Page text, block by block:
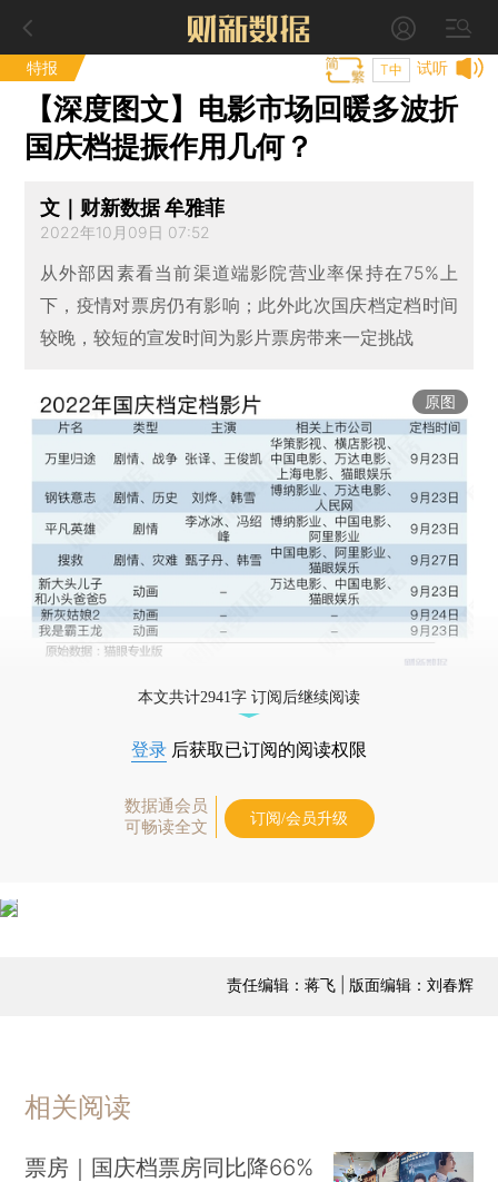
特报 试听
T中
【深度图文】电影市场回暖多波折
国庆档提振作用几何？
文｜财新数据 牟雅菲
2022年10月09日 07:52
从外部因素看当前渠道端影院营业率保持在75%上
下，疫情对票房仍有影响；此外此次国庆档定档时间
较晚，较短的宣发时间为影片票房带来一定挑战
原图
本文共计2941字 订阅后继续阅读
登录 后获取已订阅的阅读权限
数据通会员
可畅读全文
订阅/会员升级
责任编辑：蒋飞 | 版面编辑：刘春辉
相关阅读
票房｜国庆档票房同比降66%